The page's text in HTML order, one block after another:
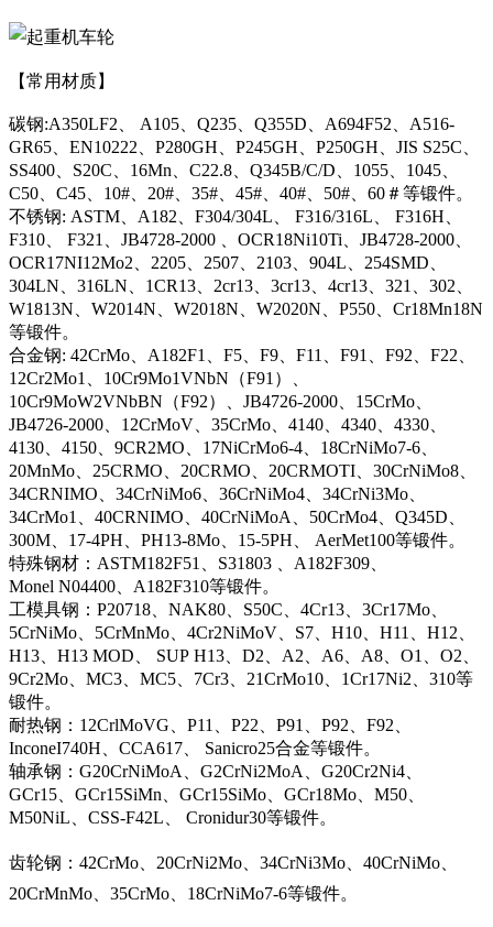
【常用材质】
碳钢:A350LF2、 A105、Q235、Q355D、A694F52、A516-
GR65、EN10222、P280GH、P245GH、P250GH、JIS S25C、
SS400、S20C、16Mn、C22.8、Q345B/C/D、1055、1045、
C50、C45、10#、20#、35#、45#、40#、50#、60＃等锻件。
不锈钢: ASTM、A182、F304/304L、 F316/316L、 F316H、
F310、 F321、JB4728-2000 、OCR18Ni10Ti、JB4728-2000、
OCR17NI12Mo2、2205、2507、2103、904L、254SMD、
304LN、316LN、1CR13、2cr13、3cr13、4cr13、321、302、
W1813N、W2014N、W2018N、W2020N、P550、Cr18Mn18N
等锻件。
合金钢: 42CrMo、A182F1、F5、F9、F11、F91、F92、F22、
12Cr2Mo1、10Cr9Mo1VNbN（F91）、
10Cr9MoW2VNbBN（F92）、JB4726-2000、15CrMo、
JB4726-2000、12CrMoV、35CrMo、4140、4340、4330、
4130、4150、9CR2MO、17NiCrMo6-4、18CrNiMo7-6、
20MnMo、25CRMO、20CRMO、20CRMOTI、30CrNiMo8、
34CRNIMO、34CrNiMo6、36CrNiMo4、34CrNi3Mo、
34CrMo1、40CRNIMO、40CrNiMoA、50CrMo4、Q345D、
300M、17-4PH、PH13-8Mo、15-5PH、 AerMet100等锻件。
特殊钢材：ASTM182F51、S31803 、A182F309、
Monel N04400、A182F310等锻件。
工模具钢：P20718、NAK80、S50C、4Cr13、3Cr17Mo、
5CrNiMo、5CrMnMo、4Cr2NiMoV、S7、H10、H11、H12、
H13、H13 MOD、 SUP H13、D2、A2、A6、A8、O1、O2、
9Cr2Mo、MC3、MC5、7Cr3、21CrMo10、1Cr17Ni2、310等
锻件。
耐热钢：12CrlMoVG、P11、P22、P91、P92、F92、
InconeI740H、CCA617、 Sanicro25合金等锻件。
轴承钢：G20CrNiMoA、G2CrNi2MoA、G20Cr2Ni4、
GCr15、GCr15SiMn、GCr15SiMo、GCr18Mo、M50、
M50NiL、CSS-F42L、 Cronidur30等锻件。
齿轮钢：42CrMo、20CrNi2Mo、34CrNi3Mo、40CrNiMo、
20CrMnMo、35CrMo、18CrNiMo7-6等锻件。